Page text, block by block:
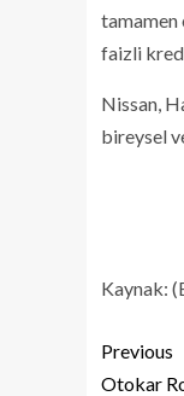
faizli
Nissan,
bireysel
Kaynak:
Previous
Otokar